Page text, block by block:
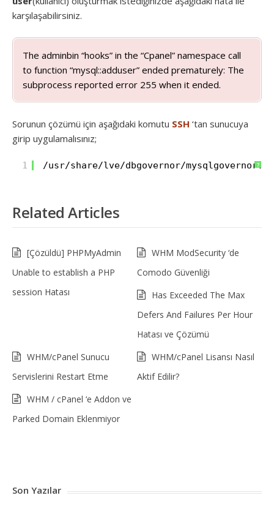
karşılaşabilirsiniz.
The adminbin “hooks” in the “Cpanel” namespace call
to function “mysql::adduser” ended prematurely: The
subprocess reported error 255 when it ended.
Sorunun çözümü için aşağıdaki komutu SSH ‘tan sunucuya
girip uygulamalısınız;
?
1 /usr/share/lve/dbgovernor/mysqlgovernor
Related Articles
[Çözüldü] PHPMyAdmin
Unable to establish a PHP
session Hatası
WHM ModSecurity ‘de
Comodo Güvenliği
Has Exceeded The Max
Defers And Failures Per Hour
Hatası ve Çözümü
WHM/cPanel Sunucu
Servislerini Restart Etme
WHM/cPanel Lisansı Nasıl
Aktif Edilir?
WHM / cPanel ‘e Addon ve
Parked Domain Eklenmiyor
Son Yazılar